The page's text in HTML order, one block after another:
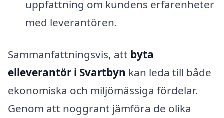
uppfattning om kundens erfarenheter
med leverantören.
Sammanfattningsvis, att byta
elleverantör i Svartbyn kan leda till både
ekonomiska och miljömässiga fördelar.
Genom att noggrant jämföra de olika